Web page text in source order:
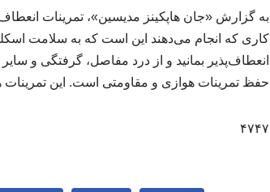
به گزارش «جان هاپکینز مدیسین»، تمرینات
کاری که انجام می‌دهند این است که به سلامت
انعطاف‌پذیر بمانید و از درد مفاصل، گرفتگی و
حفظ تمرینات هوازی و مقاومتی است. این
۴۷۴۷